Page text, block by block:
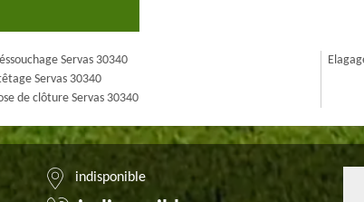
Servas 30340
Servas 30340
de clôture Servas 30340
indisponible